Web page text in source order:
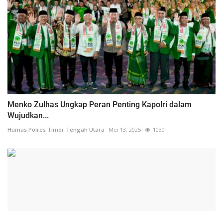
Menko Zulhas Ungkap Peran Penting Kapolri dalam
Wujudkan...
Humas Polres Timor Tengah Utara Mei 13, 2025 1030